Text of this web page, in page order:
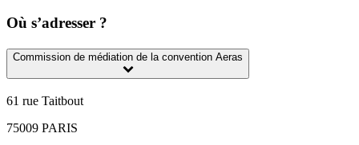
Où s’adresser ?
Commission de médiation de la convention Aeras
61 rue Taitbout
75009 PARIS